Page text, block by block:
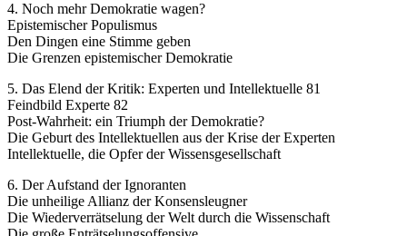
4. Noch mehr Demokratie wagen?
Epistemischer Populismus
Den Dingen eine Stimme geben
Die Grenzen epistemischer Demokratie
5. Das Elend der Kritik: Experten und Intellektuelle 81
Feindbild Experte 82
Post-Wahrheit: ein Triumph der Demokratie?
Die Geburt des Intellektuellen aus der Krise der Experten
Intellektuelle, die Opfer der Wissensgesellschaft
6. Der Aufstand der Ignoranten
Die unheilige Allianz der Konsensleugner
Die Wiederverrätselung der Welt durch die Wissenschaft